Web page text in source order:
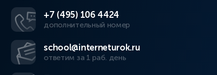
+7 (495) 106 4424
дополнительный номер
school@interneturok.ru
ответим за 1 раб. день